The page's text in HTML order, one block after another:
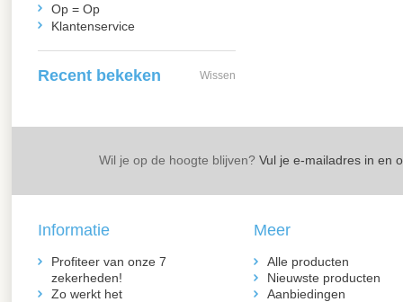
Op = Op
Klantenservice
Recent bekeken Wissen
Wil je op de hoogte blijven? Vul je e-mailadres in en
Informatie
Profiteer van onze 7
zekerheden!
Zo werkt het
Meer
Alle producten
Nieuwste producten
Aanbiedingen